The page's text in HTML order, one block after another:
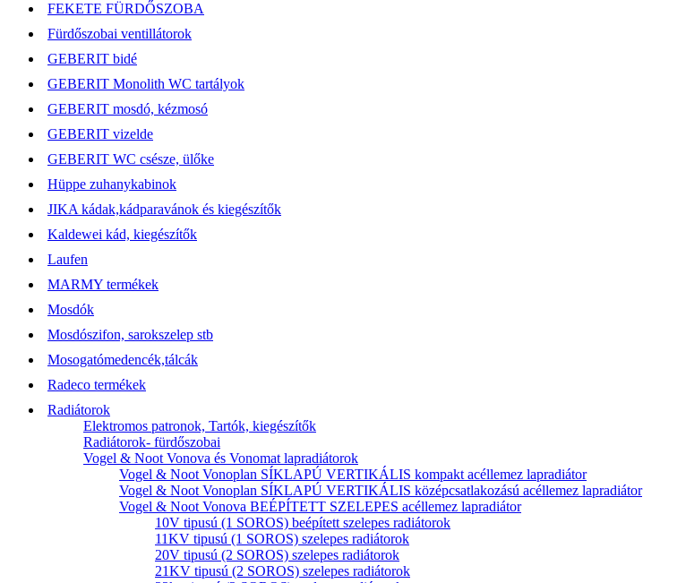
FEKETE FÜRDŐSZOBA
Fürdőszobai ventillátorok
GEBERIT bidé
GEBERIT Monolith WC tartályok
GEBERIT mosdó, kézmosó
GEBERIT vizelde
GEBERIT WC csésze, ülőke
Hüppe zuhanykabinok
JIKA kádak,kádparavánok és kiegészítők
Kaldewei kád, kiegészítők
Laufen
MARMY termékek
Mosdók
Mosdószifon, sarokszelep stb
Mosogatómedencék,tálcák
Radeco termékek
Radiátorok
Elektromos patronok, Tartók, kiegészítők
Radiátorok- fürdőszobai
Vogel & Noot Vonova és Vonomat lapradiátorok
Vogel & Noot Vonoplan SÍKLAPÚ VERTIKÁLIS kompakt acéllemez lapradiátor
Vogel & Noot Vonoplan SÍKLAPÚ VERTIKÁLIS középcsatlakozású acéllemez lapradiátor
Vogel & Noot Vonova BEÉPÍTETT SZELEPES acéllemez lapradiátor
10V tipusú (1 SOROS) beépített szelepes radiátorok
11KV tipusú (1 SOROS) szelepes radiátorok
20V tipusú (2 SOROS) szelepes radiátorok
21KV tipusú (2 SOROS) szelepes radiátorok